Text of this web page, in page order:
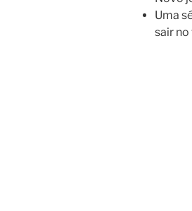
Uma
sair no